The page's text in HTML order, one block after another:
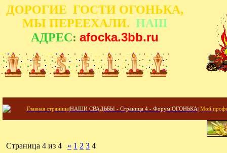
ДОРОГИЕ ГОСТИ ОГОНЬКА,
МЫ ПЕРЕЕХАЛИ. НАШ
АДРЕС: afocka.3bb.ru
Главная страница|НАШИ СВАДЬБЫ - Страница 4 - Форум ОГОНЬКА| Мой
Страница 4 из 4 « 1 2 3 4